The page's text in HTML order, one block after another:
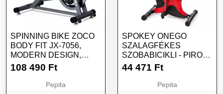
SPINNING BIKE ZOCO
BODY FIT JX-7056,
MODERN DESIGN,
LCD, HATÉKONY...
108 490 Ft
Pepita
SPOKEY ONEGO
SZALAGFÉKES
SZOBABICIKLI - PIROS-
FEKETE
44 471 Ft
Pepita